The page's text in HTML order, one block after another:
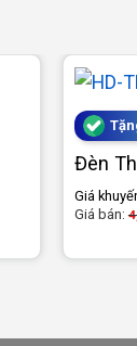
Đèn
Giá
Giá bán: